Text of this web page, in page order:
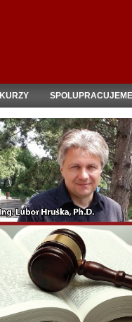
KURZY SPOLUPRACUJEME